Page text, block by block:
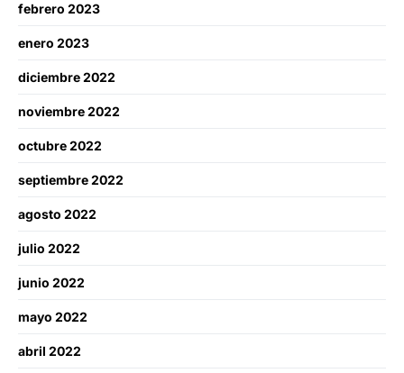
febrero 2023
enero 2023
diciembre 2022
noviembre 2022
octubre 2022
septiembre 2022
agosto 2022
julio 2022
junio 2022
mayo 2022
abril 2022